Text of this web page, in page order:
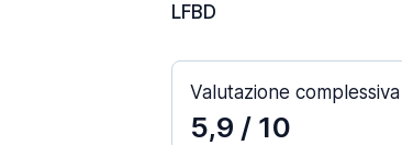
LFBD
Valutazione complessiva
5,9 / 10